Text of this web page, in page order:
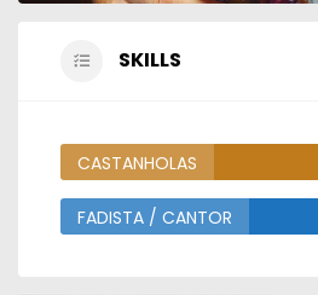
SKILLS
CASTANHOLAS
FADISTA / CANTOR